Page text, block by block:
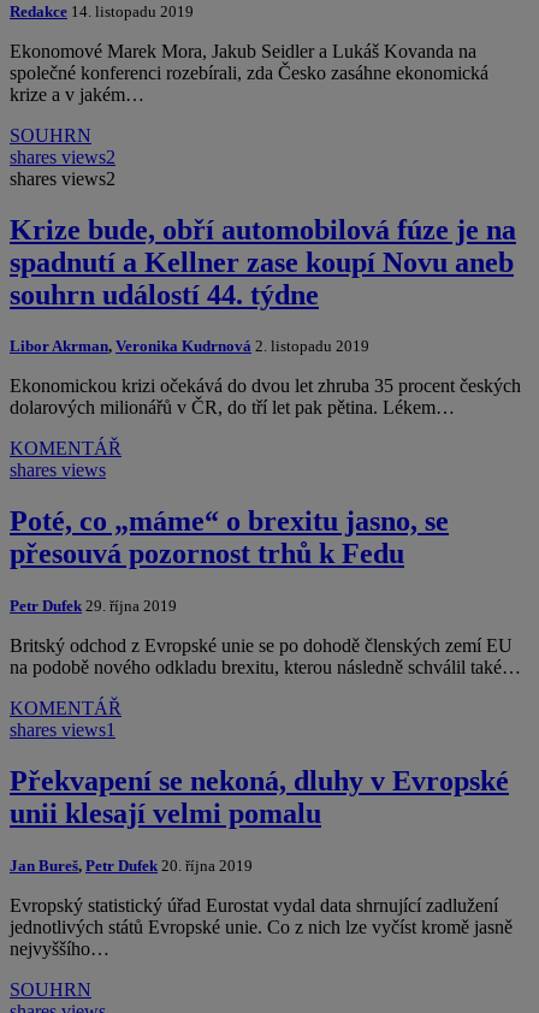
Redakce 14. listopadu 2019
Ekonomové Marek Mora, Jakub Seidler a Lukáš Kovanda na
společné konferenci rozebírali, zda Česko zasáhne ekonomická
krize a v jakém…
SOUHRN
shares views2
shares views2
Krize bude, obří automobilová fúze je na
spadnutí a Kellner zase koupí Novu aneb
souhrn událostí 44. týdne
Libor Akrman, Veronika Kudrnová 2. listopadu 2019
Ekonomickou krizi očekává do dvou let zhruba 35 procent českých
dolarových milionářů v ČR, do tří let pak pětina. Lékem…
KOMENTÁŘ
shares views
Poté, co „máme“ o brexitu jasno, se
přesouvá pozornost trhů k Fedu
Petr Dufek 29. října 2019
Britský odchod z Evropské unie se po dohodě členských zemí EU
na podobě nového odkladu brexitu, kterou následně schválil také…
KOMENTÁŘ
shares views1
Překvapení se nekoná, dluhy v Evropské
unii klesají velmi pomalu
Jan Bureš, Petr Dufek 20. října 2019
Evropský statistický úřad Eurostat vydal data shrnující zadlužení
jednotlivých států Evropské unie. Co z nich lze vyčíst kromě jasně
nejvyššího…
SOUHRN